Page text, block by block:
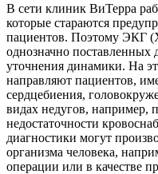
В сети клиник ВиТерра
которые стараются
пациентов. Поэтому ЭКГ
однозначно поставленных
уточнения динамики. На
направляют пациентов,
сердцебиения,
видах недугов, например,
недостаточности
диагностики могут
организма человека,
операции или в качестве